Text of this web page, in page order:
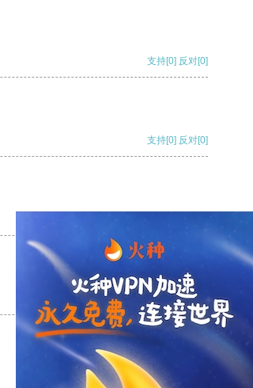
支持[0] 反对[0]
支持[0] 反对[0]
支持 [0] 反对[0]
支持